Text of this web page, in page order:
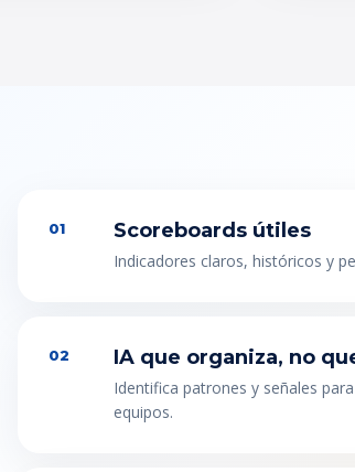
01 Scoreboards útiles
Indicadores claros, históricos y
02 IA que organiza, no
Identifica patrones y señales
equipos.